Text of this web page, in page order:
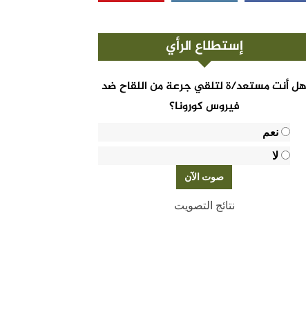
إستطلاع الرأي
هل أنت مستعد/ة لتلقي جرعة من اللقاح ضد
فيروس كورونا؟
نعم
لا
نتائج التصويت